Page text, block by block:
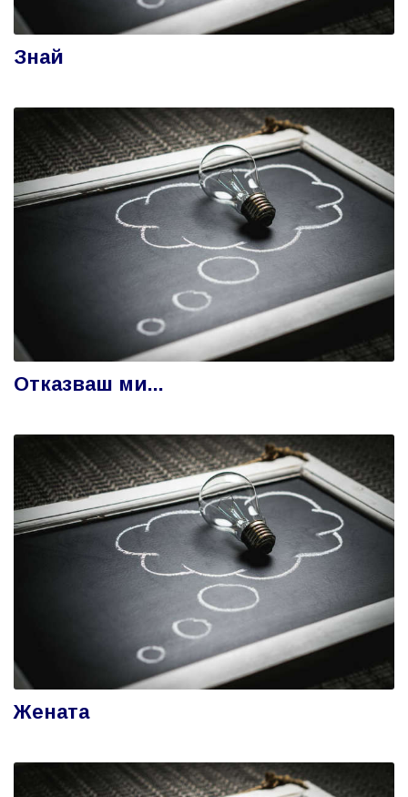
Знай
Отказваш ми...
Жената